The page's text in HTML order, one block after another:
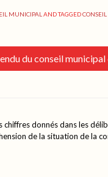
MUNICIPAL AND TAGGED
du conseil
chiffres donnés dans les
de la situation de la